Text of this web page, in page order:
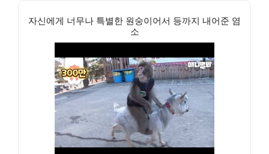
자신에게 너무나 특별한 원숭이어서 등까지 내어준 염
소